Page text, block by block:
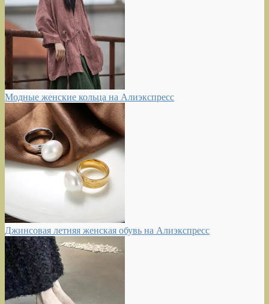
Модные женские кольца на Алиэкспресс
Джинсовая летняя женская обувь на Алиэкспресс